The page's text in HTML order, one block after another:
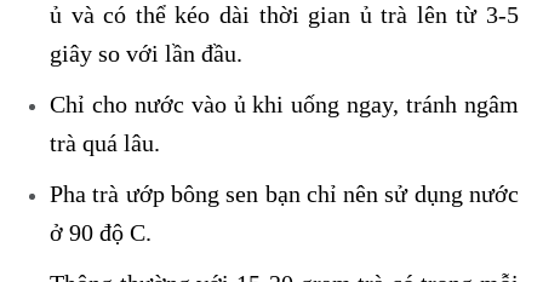
ủ và có thể kéo dài thời gian ủ trà lên từ 3-5
giây so với lần đầu.
Chỉ cho nước vào ủ khi uống ngay, tránh ngâm
trà quá lâu.
Pha trà ướp bông sen bạn chỉ nên sử dụng nước
ở 90 độ C.